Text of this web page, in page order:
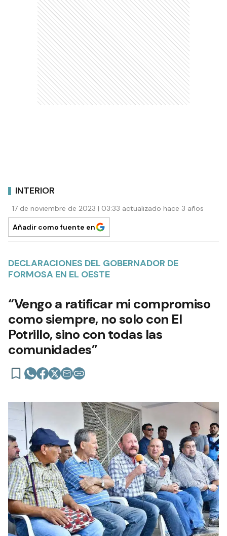
INTERIOR
17 de noviembre de 2023 | 03:33 actualizado hace 3 años
Añadir como fuente en
DECLARACIONES DEL GOBERNADOR DE
FORMOSA EN EL OESTE
“Vengo a ratificar mi compromiso
como siempre, no solo con El
Potrillo, sino con todas las
comunidades”